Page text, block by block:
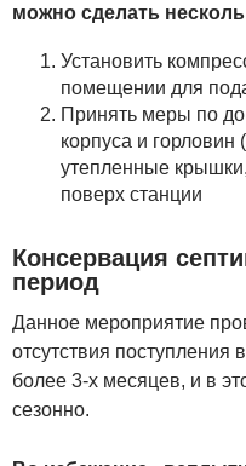
можно сделать
Установить
помещении для
Принять меры по
корпуса и горловин
утепленные
поверх станции
Консервация
период
Данное мероприятие
отсутствия поступления
более 3-х месяцев, и в
сезонно.